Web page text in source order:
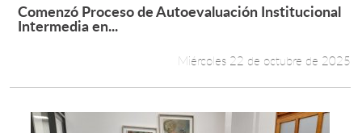
Leer más +
Comenzó Proceso de Autoevaluación Institucional
Intermedia en...
Miércoles 22 de octubre de 2025